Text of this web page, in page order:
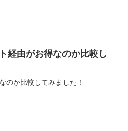
経由がお得なのか比較し
のか比較してみました！